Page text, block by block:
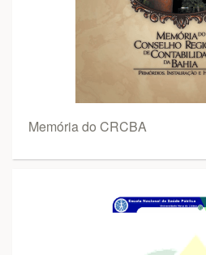
Memória do CRCBA